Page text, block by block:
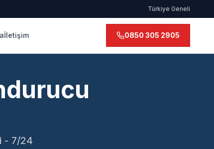
Türkiye Geneli
İletişim 0850 305 2905
- 7/24